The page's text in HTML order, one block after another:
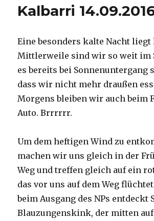
Kalbarri
Eine besonders kalte Nacht
Mittlerweile sind wir so weit im
es bereits bei Sonnenuntergang
dass wir nicht mehr draußen
Morgens bleiben wir auch beim
Auto. Brrrrrr.
Um dem heftigen Wind zu
machen wir uns gleich in der
Weg und treffen gleich auf ein
das vor uns auf dem Weg
beim Ausgang des NPs entdeckt
Blauzungenskink, der mitten